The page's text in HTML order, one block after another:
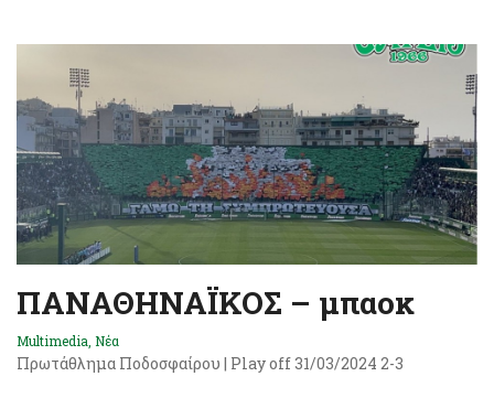
ΠΑΝΑΘΗΝΑΪΚΟΣ – μπαοκ
Multimedia Νέα
Πρωτάθλημα Ποδοσφαίρου | Play off 31/03/2024 2-3